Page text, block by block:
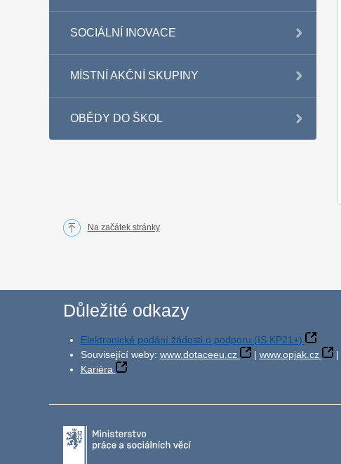
SOCIÁLNÍ INOVACE
MÍSTNÍ AKČNÍ SKUPINY
OBĚDY DO ŠKOL
Na začátek stránky
Důležité odkazy
Elektronické podání žádosti o podporu (IS KP21+)
Související weby: www.dotaceeu.cz | www.opjak.cz |
Kariéra